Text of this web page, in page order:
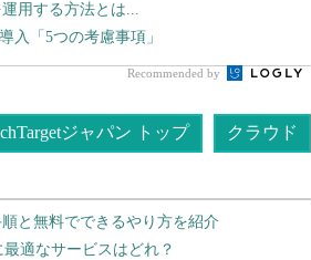
用する方法とは...
「5つの考慮事項」
Recommended by
ジャパン トップ クラウド
と無料でできるやり方を紹介
適なサービスはどれ？